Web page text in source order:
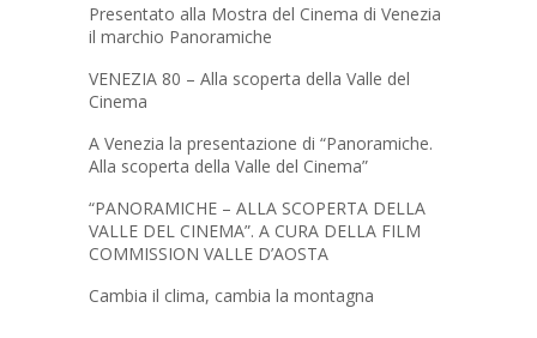
Presentato alla Mostra del Cinema di Venezia
il marchio Panoramiche
VENEZIA 80 – Alla scoperta della Valle del
Cinema
A Venezia la presentazione di “Panoramiche.
Alla scoperta della Valle del Cinema”
“PANORAMICHE – ALLA SCOPERTA DELLA
VALLE DEL CINEMA”. A CURA DELLA FILM
COMMISSION VALLE D’AOSTA
Cambia il clima, cambia la montagna